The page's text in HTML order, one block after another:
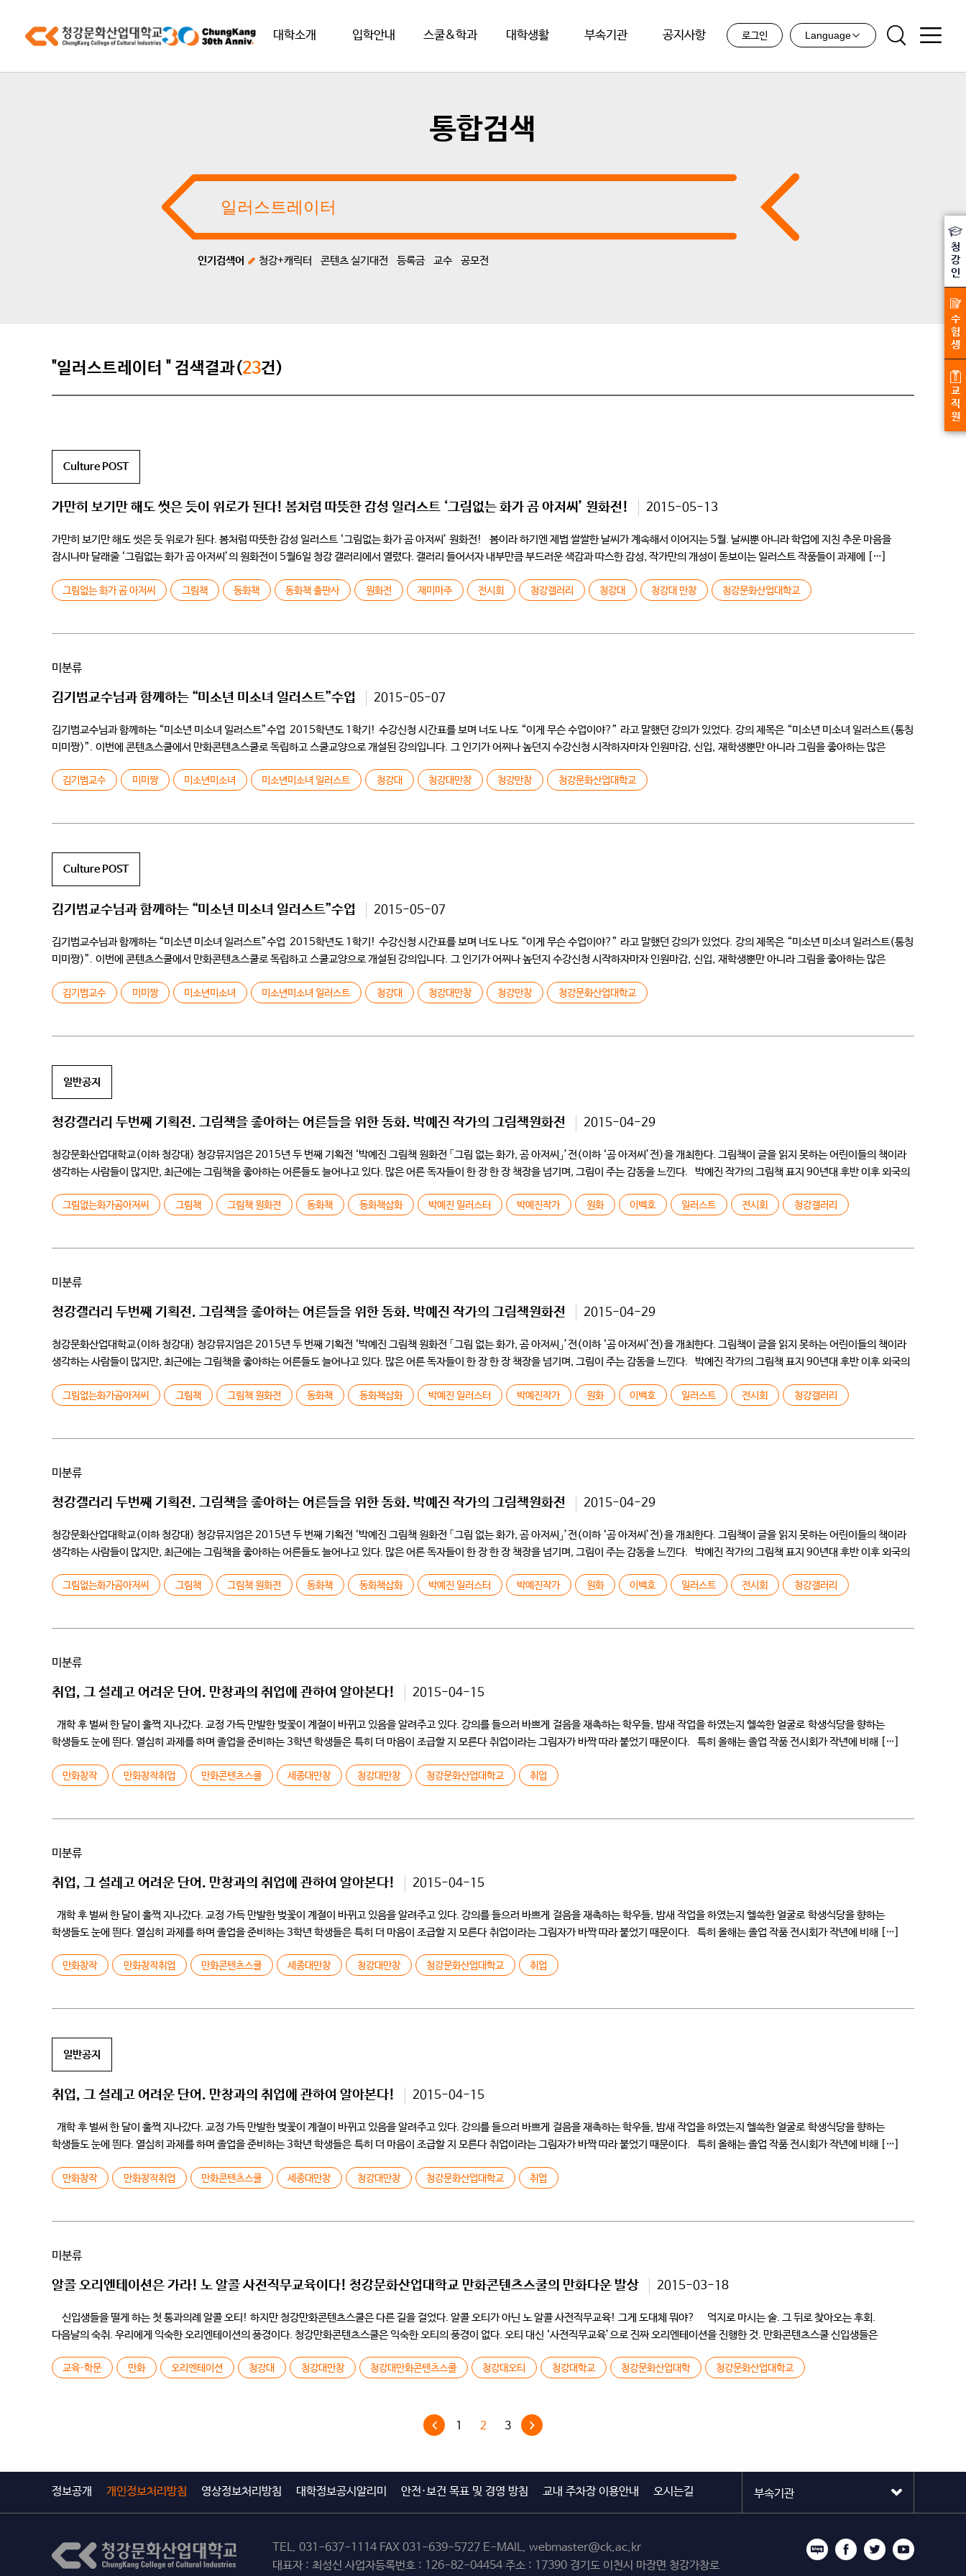
대학소개 입학안내 스쿨&학과 대학생활 부속기관 공지사항 로그인 Language
통합검색
인기검색어 청강+캐릭터 콘텐츠 실기대전 등록금 교수 공모전
"일러스트레이터 " 검색결과(23건)
Culture POST
가만히 보기만 해도 씻은 듯이 위로가 된다! 봄처럼 따뜻한 감성 일러스트 ‘그림없는 화가 곰 아저씨’ 원화전! 2015-05-13
가만히 보기만 해도 씻은 듯 위로가 된다. 봄처럼 따뜻한 감성 일러스트 ‘그림없는 화가 곰 아저씨’ 원화전! 봄이라 하기엔 제법 쌀쌀한 날씨가 계속해서 이어지는 5월. 날씨뿐 아니라 학업에 지친 추운 마음을
잠시나마 달래줄 ‘그림없는 화가 곰 아저씨’의 원화전이 5월6일 청강 갤러리에서 열렸다. 갤러리 들어서자 내부만큼 부드러운 색감과 따스한 감성, 작가만의 개성이 돋보이는 일러스트 작품들이 과제에 […]
그림없는 화가 곰 아저씨 그림책 동화책 동화책 출판사 원화전 재미마주 전시회 청강갤러리 청강대 청강대 만창 청강문화산업대학교
미분류
김기범교수님과 함께하는 “미소년 미소녀 일러스트”수업 2015-05-07
김기범교수님과 함께하는 “미소년 미소녀 일러스트”수업 ​ 2015학년도 1학기! 수강신청 시간표를 보며 너도 나도 “이게 무슨 수업이야?” 라고 말했던 강의가 있었다. 강의 제목은 “미소년 미소녀 일러스트(통칭
미미짱)”. 이번에 콘텐츠스쿨에서 만화콘텐츠스쿨로 독립하고 스쿨교양으로 개설된 강의입니다. 그 인기가 어찌나 높던지 수강신청 시작하자마자 인원마감, 신입, 재학생뿐만 아니라 그림을 좋아하는 많은
김기범교수 미미짱 미소년미소녀 미소년미소녀 일러스트 청강대 청강대만창 청강만창 청강문화산업대학교
Culture POST
김기범교수님과 함께하는 “미소년 미소녀 일러스트”수업 2015-05-07
김기범교수님과 함께하는 “미소년 미소녀 일러스트”수업 ​ 2015학년도 1학기! 수강신청 시간표를 보며 너도 나도 “이게 무슨 수업이야?” 라고 말했던 강의가 있었다. 강의 제목은 “미소년 미소녀 일러스트(통칭
미미짱)”. 이번에 콘텐츠스쿨에서 만화콘텐츠스쿨로 독립하고 스쿨교양으로 개설된 강의입니다. 그 인기가 어찌나 높던지 수강신청 시작하자마자 인원마감, 신입, 재학생뿐만 아니라 그림을 좋아하는 많은
김기범교수 미미짱 미소년미소녀 미소년미소녀 일러스트 청강대 청강대만창 청강만창 청강문화산업대학교
일반공지
청강갤러리 두번째 기획전. 그림책을 좋아하는 어른들을 위한 동화. 박예진 작가의 그림책원화전 2015-04-29
청강문화산업대학교(이하 청강대) 청강뮤지엄은 2015년 두 번째 기획전 ‘박예진 그림책 원화전 「그림 없는 화가, 곰 아저씨」’전(이하 ‘곰 아저씨’전)을 개최한다. 그림책이 글을 읽지 못하는 어린이들의 책이라
생각하는 사람들이 많지만, 최근에는 그림책을 좋아하는 어른들도 늘어나고 있다. 많은 어른 독자들이 한 장 한 장 책장을 넘기며, 그림이 주는 감동을 느낀다. 박예진 작가의 그림책 표지 90년대 후반 이후 외국의
그림없는화가곰아저씨 그림책 그림책 원화전 동화책 동화책삽화 박예진 일러스터 박예진작가 원화 이백호 일러스트 전시회 청강갤러리
미분류
청강갤러리 두번째 기획전. 그림책을 좋아하는 어른들을 위한 동화. 박예진 작가의 그림책원화전 2015-04-29
청강문화산업대학교(이하 청강대) 청강뮤지엄은 2015년 두 번째 기획전 ‘박예진 그림책 원화전 「그림 없는 화가, 곰 아저씨」’전(이하 ‘곰 아저씨’전)을 개최한다. 그림책이 글을 읽지 못하는 어린이들의 책이라
생각하는 사람들이 많지만, 최근에는 그림책을 좋아하는 어른들도 늘어나고 있다. 많은 어른 독자들이 한 장 한 장 책장을 넘기며, 그림이 주는 감동을 느낀다. 박예진 작가의 그림책 표지 90년대 후반 이후 외국의
그림없는화가곰아저씨 그림책 그림책 원화전 동화책 동화책삽화 박예진 일러스터 박예진작가 원화 이백호 일러스트 전시회 청강갤러리
미분류
청강갤러리 두번째 기획전. 그림책을 좋아하는 어른들을 위한 동화. 박예진 작가의 그림책원화전 2015-04-29
청강문화산업대학교(이하 청강대) 청강뮤지엄은 2015년 두 번째 기획전 ‘박예진 그림책 원화전 「그림 없는 화가, 곰 아저씨」’전(이하 ‘곰 아저씨’전)을 개최한다. 그림책이 글을 읽지 못하는 어린이들의 책이라
생각하는 사람들이 많지만, 최근에는 그림책을 좋아하는 어른들도 늘어나고 있다. 많은 어른 독자들이 한 장 한 장 책장을 넘기며, 그림이 주는 감동을 느낀다. 박예진 작가의 그림책 표지 90년대 후반 이후 외국의
그림없는화가곰아저씨 그림책 그림책 원화전 동화책 동화책삽화 박예진 일러스터 박예진작가 원화 이백호 일러스트 전시회 청강갤러리
미분류
취업, 그 설레고 어려운 단어. 만창과의 취업에 관하여 알아본다! 2015-04-15
개학 후 벌써 한 달이 훌쩍 지나갔다. 교정 가득 만발한 벚꽃이 계절이 바뀌고 있음을 알려주고 있다. 강의를 들으러 바쁘게 걸음을 재촉하는 학우들, 밤새 작업을 하였는지 헬쓱한 얼굴로 학생식당을 향하는
학생들도 눈에 띈다. 열심히 과제를 하며 졸업을 준비하는 3학년 학생들은 특히 더 마음이 조급할 지 모른다 취업이라는 그림자가 바짝 따라 붙었기 때문이다. 특히 올해는 졸업 작품 전시회가 작년에 비해 […]
만화창작 만화창작취업 만화콘텐츠스쿨 세종대만창 청강대만창 청강문화산업대학교 취업
미분류
취업, 그 설레고 어려운 단어. 만창과의 취업에 관하여 알아본다! 2015-04-15
개학 후 벌써 한 달이 훌쩍 지나갔다. 교정 가득 만발한 벚꽃이 계절이 바뀌고 있음을 알려주고 있다. 강의를 들으러 바쁘게 걸음을 재촉하는 학우들, 밤새 작업을 하였는지 헬쓱한 얼굴로 학생식당을 향하는
학생들도 눈에 띈다. 열심히 과제를 하며 졸업을 준비하는 3학년 학생들은 특히 더 마음이 조급할 지 모른다 취업이라는 그림자가 바짝 따라 붙었기 때문이다. 특히 올해는 졸업 작품 전시회가 작년에 비해 […]
만화창작 만화창작취업 만화콘텐츠스쿨 세종대만창 청강대만창 청강문화산업대학교 취업
일반공지
취업, 그 설레고 어려운 단어. 만창과의 취업에 관하여 알아본다! 2015-04-15
개학 후 벌써 한 달이 훌쩍 지나갔다. 교정 가득 만발한 벚꽃이 계절이 바뀌고 있음을 알려주고 있다. 강의를 들으러 바쁘게 걸음을 재촉하는 학우들, 밤새 작업을 하였는지 헬쓱한 얼굴로 학생식당을 향하는
학생들도 눈에 띈다. 열심히 과제를 하며 졸업을 준비하는 3학년 학생들은 특히 더 마음이 조급할 지 모른다 취업이라는 그림자가 바짝 따라 붙었기 때문이다. 특히 올해는 졸업 작품 전시회가 작년에 비해 […]
만화창작 만화창작취업 만화콘텐츠스쿨 세종대만창 청강대만창 청강문화산업대학교 취업
미분류
알콜 오리엔테이션은 가라! 노 알콜 사전직무교육이다! 청강문화산업대학교 만화콘텐츠스쿨의 만화다운 발상 2015-03-18
신입생들을 떨게 하는 첫 통과의례 알콜 오티! 하지만 청강만화콘텐츠스쿨은 다른 길을 걸었다. 알콜 오티가 아닌 노 알콜 사전직무교육! 그게 도대체 뭐야? 억지로 마시는 술. 그 뒤로 찾아오는 후회.
다음날의 숙취. 우리에게 익숙한 오리엔테이션의 풍경이다. 청강만화콘텐츠스쿨은 익숙한 오티의 풍경이 없다. 오티 대신 ‘사전직무교육’으로 진짜 오리엔테이션을 진행한 것. 만화콘텐츠스쿨 신입생들은
교육·학문 만화 오리엔테이션 청강대 청강대만창 청강대만화콘텐츠스쿨 청강대오티 청강대학교 청강문화산업대학 청강문화산업대학교
1 2 3
정보공개 개인정보처리방침 영상정보처리방침 대학정보공시알리미 안전·보건 목표 및 경영 방침 교내 주차장 이용안내 오시는길
TEL. 031-637-1114 FAX 031-639-5727 E-MAIL. webmaster@ck.ac.kr
대표자 : 최성신 사업자등록번호 : 126-82-04454 주소 : 17390 경기도 이천시 마장면 청강가창로
청
강
인
수
험
생
교
직
원